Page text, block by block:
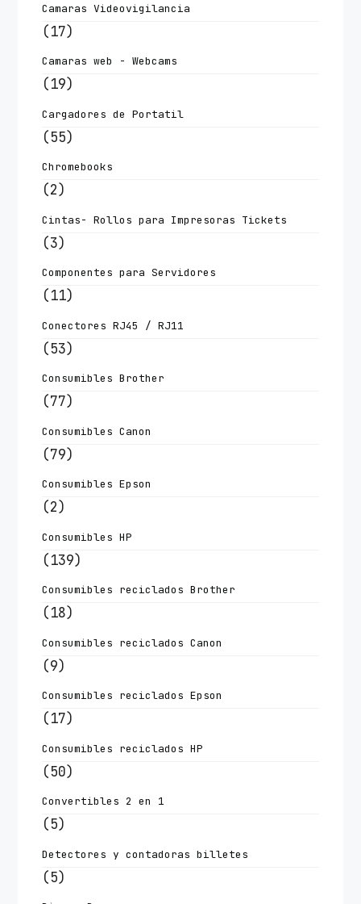
Camaras Videovigilancia
(17)
Camaras web - Webcams
(19)
Cargadores de Portatil
(55)
Chromebooks
(2)
Cintas- Rollos para Impresoras Tickets
(3)
Componentes para Servidores
(11)
Conectores RJ45 / RJ11
(53)
Consumibles Brother
(77)
Consumibles Canon
(79)
Consumibles Epson
(2)
Consumibles HP
(139)
Consumibles reciclados Brother
(18)
Consumibles reciclados Canon
(9)
Consumibles reciclados Epson
(17)
Consumibles reciclados HP
(50)
Convertibles 2 en 1
(5)
Detectores y contadoras billetes
(5)